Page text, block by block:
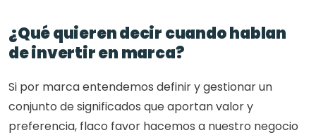
¿Qué quieren decir cuando hablan
de invertir en marca?
Si por marca entendemos definir y gestionar un
conjunto de significados que aportan valor y
preferencia, flaco favor hacemos a nuestro negocio